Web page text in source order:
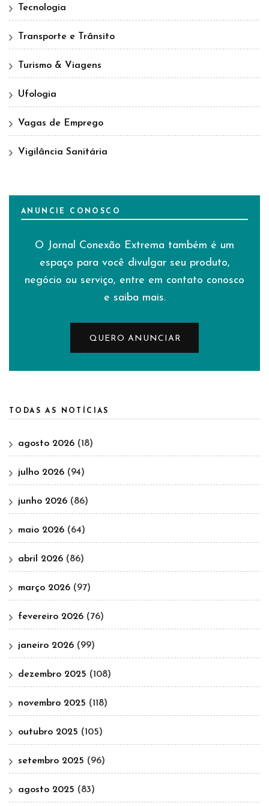
Tecnologia
Transporte e Trânsito
Turismo & Viagens
Ufologia
Vagas de Emprego
Vigilância Sanitária
ANUNCIE CONOSCO
O Jornal Conexão Extrema também é um
espaço para você divulgar seu produto,
negócio ou serviço, entre em contato conosco
e saiba mais.
QUERO ANUNCIAR
TODAS AS NOTÍCIAS
agosto 2026 (18)
julho 2026 (94)
junho 2026 (86)
maio 2026 (64)
abril 2026 (86)
março 2026 (97)
fevereiro 2026 (76)
janeiro 2026 (99)
dezembro 2025 (108)
novembro 2025 (118)
outubro 2025 (105)
setembro 2025 (96)
agosto 2025 (83)